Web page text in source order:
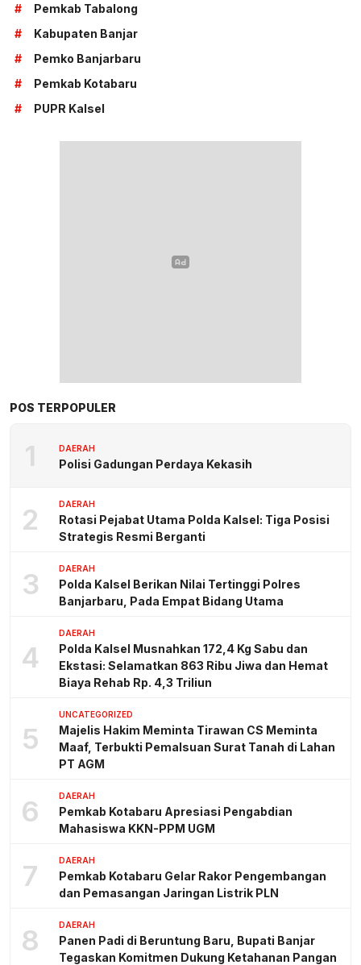
#
Pemkab Tabalong
#
Kabupaten Banjar
#
Pemko Banjarbaru
#
Pemkab Kotabaru
#
PUPR Kalsel
POS TERPOPULER
1 DAERAH
Polisi Gadungan Perdaya Kekasih
2 DAERAH
Rotasi Pejabat Utama Polda Kalsel: Tiga Posisi
Strategis Resmi Berganti
3 DAERAH
Polda Kalsel Berikan Nilai Tertinggi Polres
Banjarbaru, Pada Empat Bidang Utama
4
DAERAH
Polda Kalsel Musnahkan 172,4 Kg Sabu dan
Ekstasi: Selamatkan 863 Ribu Jiwa dan Hemat
Biaya Rehab Rp. 4,3 Triliun
5
UNCATEGORIZED
Majelis Hakim Meminta Tirawan CS Meminta
Maaf, Terbukti Pemalsuan Surat Tanah di Lahan
PT AGM
6 DAERAH
Pemkab Kotabaru Apresiasi Pengabdian
Mahasiswa KKN-PPM UGM
7 DAERAH
Pemkab Kotabaru Gelar Rakor Pengembangan
dan Pemasangan Jaringan Listrik PLN
8 DAERAH
Panen Padi di Beruntung Baru, Bupati Banjar
Tegaskan Komitmen Dukung Ketahanan Pangan